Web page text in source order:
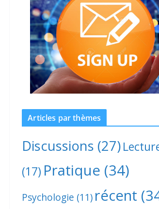
Articles par thèmes
Discussions (27)
(17) Pratique (34)
Psychologie (11) récent